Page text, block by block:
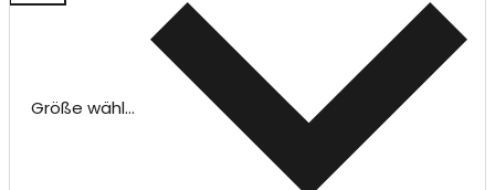
Größe wählen